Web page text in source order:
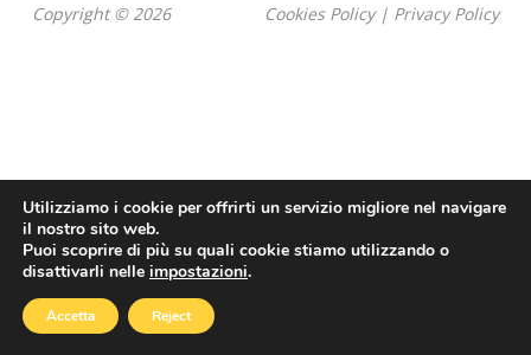
Copyright © 2026 Cookies Policy| Privacy Policy
Utilizziamo i cookie per offrirti un servizio migliore nel navigare
il nostro sito web.
Puoi scoprire di più su quali cookie stiamo utilizzando o
disattivarli nelle impostazioni.
Accetta Reject